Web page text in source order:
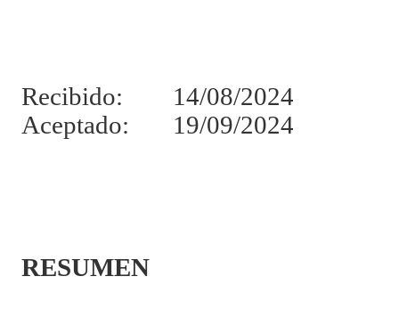
Recibido: 14/08/2024
Aceptado: 19/09/2024
RESUMEN